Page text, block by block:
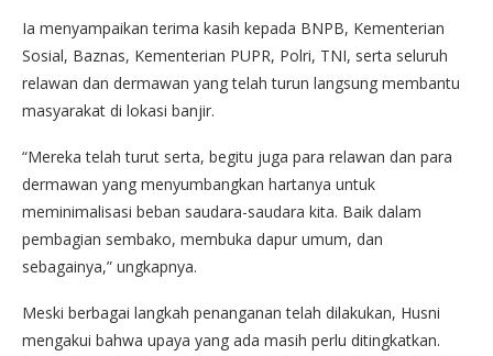
Ia menyampaikan terima kasih kepada BNPB, Kementerian
Sosial, Baznas, Kementerian PUPR, Polri, TNI, serta seluruh
relawan dan dermawan yang telah turun langsung membantu
masyarakat di lokasi banjir.
“Mereka telah turut serta, begitu juga para relawan dan para
dermawan yang menyumbangkan hartanya untuk
meminimalisasi beban saudara-saudara kita. Baik dalam
pembagian sembako, membuka dapur umum, dan
sebagainya,” ungkapnya.
Meski berbagai langkah penanganan telah dilakukan, Husni
mengakui bahwa upaya yang ada masih perlu ditingkatkan.